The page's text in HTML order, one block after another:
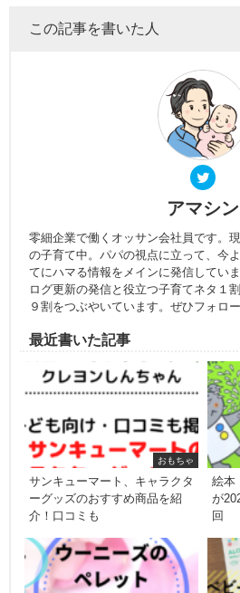
この記事を書いた人
アマシン
零細企業で働くオッサン会社員です。
の子育て中。パパの視点に立って、今
てにハマる情報をメインに発信してい
ログ更新の発信と役立つ子育てネタ１
９割をつぶやいています。ぜひフォロー
最近書いた記事
おもちゃ
サンキューマート、キャラクタ
ーグッズのおすすめ商品を紹
介！口コミも
絵本
が
回